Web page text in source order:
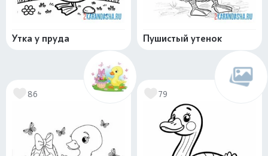
Утка у пруда Пушистый утенок
86 79